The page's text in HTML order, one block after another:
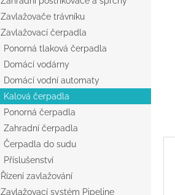
Zavlažovače trávníku
Zavlažovací čerpadla
Ponorná tlaková čerpadla
Domácí vodárny
Domácí vodní automaty
Kalová čerpadla
Ponorná čerpadla
Zahradní čerpadla
Čerpadla do sudu
Příslušenství
Řízení zavlažování
Zavlažovací systém Pipeline